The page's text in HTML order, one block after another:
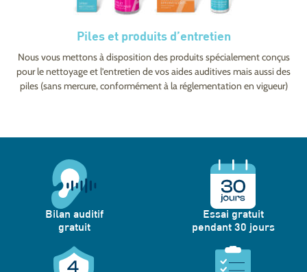
Piles et produits d’entretien
Nous vous mettons à disposition des produits spécialement conçus
pour le nettoyage et l’entretien de vos aides auditives mais aussi des
piles (sans mercure, conformément à la réglementation en vigueur)
Bilan auditif
gratuit
Essai gratuit
pendant 30 jours